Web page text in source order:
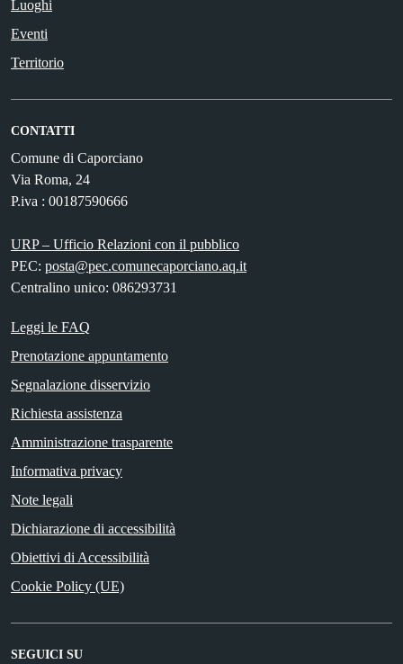
Luoghi
Eventi
Territorio
CONTATTI
Comune di Caporciano
Via Roma, 24
P.iva : 00187590666
URP – Ufficio Relazioni con il pubblico
PEC: posta@pec.comunecaporciano.aq.it
Centralino unico: 086293731
Leggi le FAQ
Prenotazione appuntamento
Segnalazione disservizio
Richiesta assistenza
Amministrazione trasparente
Informativa privacy
Note legali
Dichiarazione di accessibilità
Obiettivi di Accessibilità
Cookie Policy (UE)
SEGUICI SU